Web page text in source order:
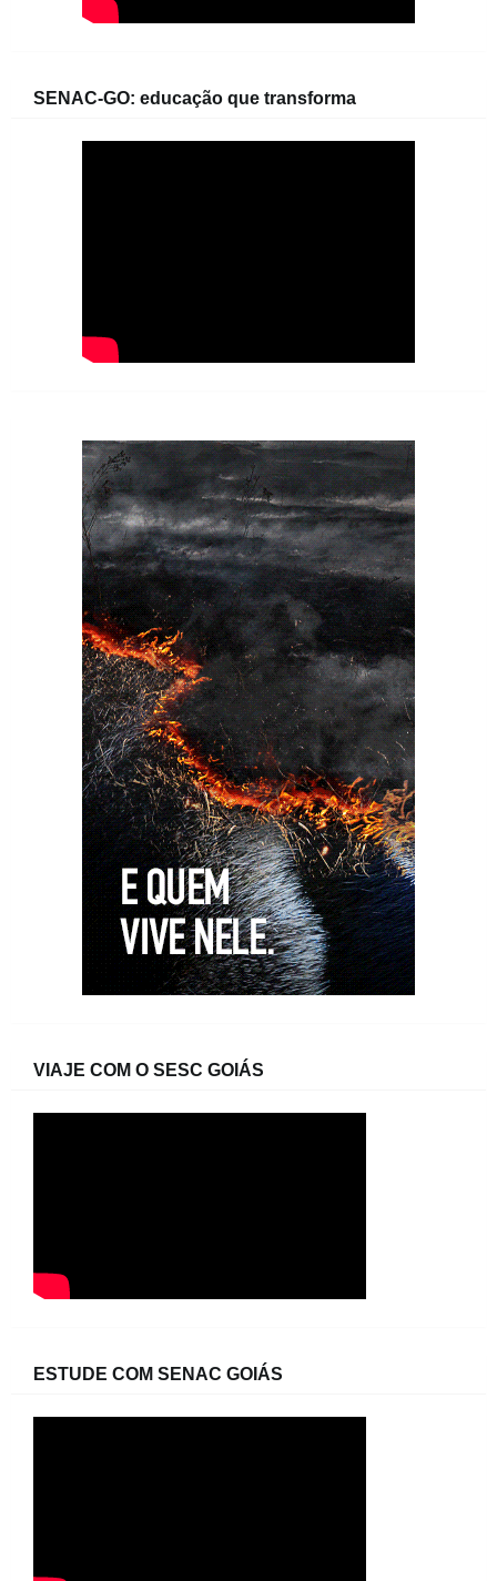
SENAC-GO: educação que transforma
VIAJE COM O SESC GOIÁS
ESTUDE COM SENAC GOIÁS